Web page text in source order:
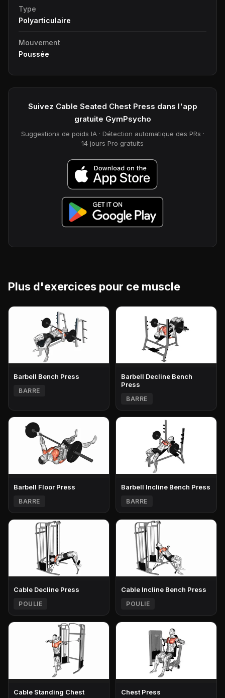
Type
Polyarticulaire
Mouvement
Poussée
Suivez Cable Seated Chest Press dans l'app
gratuite GymPsycho
Suggestions de poids IA · Détection automatique des PRs ·
14 jours Pro gratuits
Plus d'exercices pour ce muscle
Barbell Bench Press
BARRE
Barbell Decline Bench
Press
BARRE
Barbell Floor Press
BARRE
Barbell Incline Bench Press
BARRE
Cable Decline Press
POULIE
Cable Incline Bench Press
POULIE
Cable Standing Chest
Chest Press